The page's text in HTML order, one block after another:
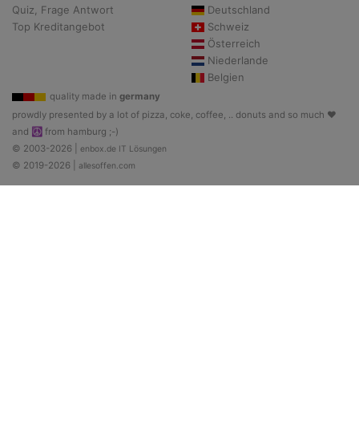
Quiz, Frage Antwort
Top Kreditangebot
Deutschland
Schweiz
Österreich
Niederlande
Belgien
quality made in germany
prowdly presented by a lot of pizza, coke, coffee, .. donuts and so much ♥
and ☮ from hamburg ;-)
© 2003-2026 | enbox.de IT Lösungen
© 2019-2026 | allesoffen.com